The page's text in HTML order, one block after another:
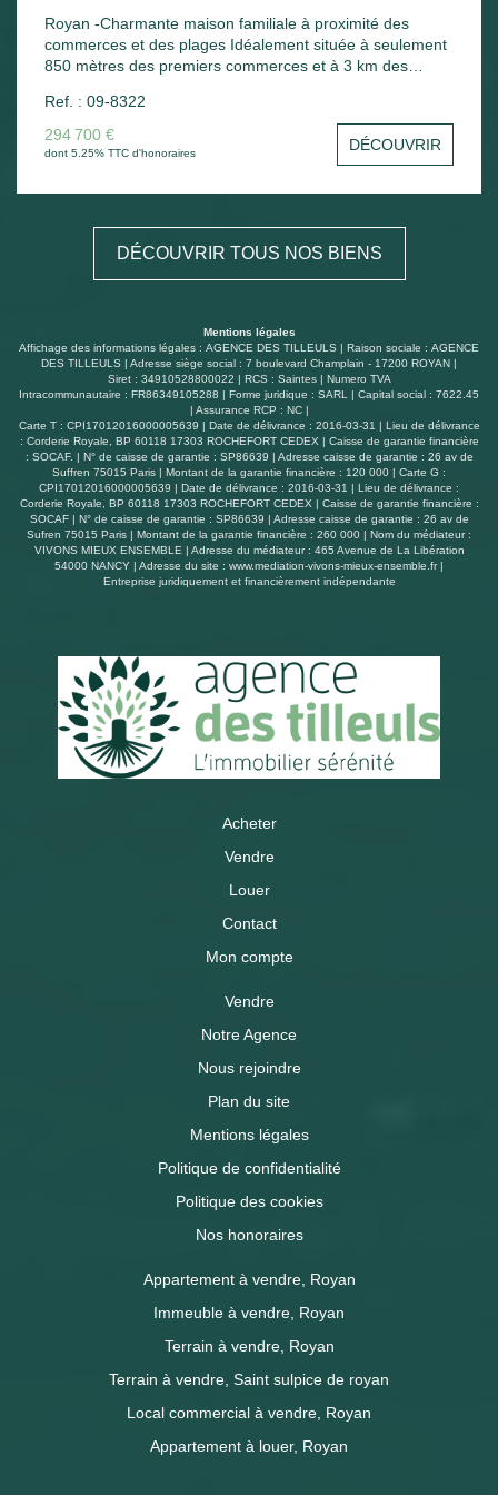
Royan -Charmante maison familiale à proximité des
commerces et des plages Idéalement située à seulement
850 mètres des premiers commerces et à 3 km des
pratique et convivial. Au rez-de-chaussée, vous
découvrirez une belle pièce de vie lumineuse avec cuisine
ouverte, un dégagement avec placard, une chambre avec
rangement intégré, une salle d'eau, un WC indépendant
ainsi qu'un grand garage. À l'étage, un palier dessert
bénéficie d'un chauffage au gaz de ville, garantissant
confort et efficacité énergétique au quotidien. À l'extérieur,
entre amis. Une maison confortable, fonctionnelle et
idéalement située, parfaite pour une résidence principale,
une maison de vacances ou un investissement locatif.
Ref. : 09-8322
294 700 €
dont 5.25% TTC d'honoraires DÉCOUVRIR
DÉCOUVRIR TOUS NOS BIENS
Mentions légales
Affichage des informations légales : AGENCE DES TILLEULS | Raison sociale : AGENCE
DES TILLEULS | Adresse siège social : 7 boulevard Champlain - 17200 ROYAN |
Siret : 34910528800022 | RCS : Saintes | Numero TVA
Intracommunautaire : FR86349105288 | Forme juridique : SARL | Capital social : 7622.45
| Assurance RCP : NC |
Carte T : CPI17012016000005639 | Date de délivrance : 2016-03-31 | Lieu de délivrance
: Corderie Royale, BP 60118 17303 ROCHEFORT CEDEX | Caisse de garantie financière
: SOCAF. | N° de caisse de garantie : SP86639 | Adresse caisse de garantie : 26 av de
Suffren 75015 Paris | Montant de la garantie financière : 120 000 | Carte G :
CPI17012016000005639 | Date de délivrance : 2016-03-31 | Lieu de délivrance :
Corderie Royale, BP 60118 17303 ROCHEFORT CEDEX | Caisse de garantie financière :
SOCAF | N° de caisse de garantie : SP86639 | Adresse caisse de garantie : 26 av de
Sufren 75015 Paris | Montant de la garantie financière : 260 000 | Nom du médiateur :
VIVONS MIEUX ENSEMBLE | Adresse du médiateur : 465 Avenue de La Libération
54000 NANCY | Adresse du site : www.mediation-vivons-mieux-ensemble.fr|
Entreprise juridiquement et financièrement indépendante
Acheter
Vendre
Louer
Contact
Mon compte
Vendre
Notre Agence
Nous rejoindre
Plan du site
Mentions légales
Politique de confidentialité
Politique des cookies
Nos honoraires
Appartement à vendre, Royan
Immeuble à vendre, Royan
Terrain à vendre, Royan
Terrain à vendre, Saint sulpice de royan
Local commercial à vendre, Royan
Appartement à louer, Royan